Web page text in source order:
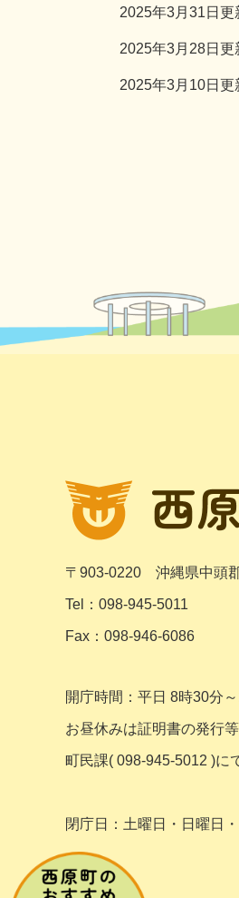
2025年3月31日更
2025年3月28日更
2025年3月10日更
〒903-0220 沖縄県中頭
Tel：098-945-5011
Fax：098-946-6086
開庁時間：平日 8時30分
お昼休みは証明書の発行
町民課( 098-945-5012 )に
閉庁日：土曜日・日曜日